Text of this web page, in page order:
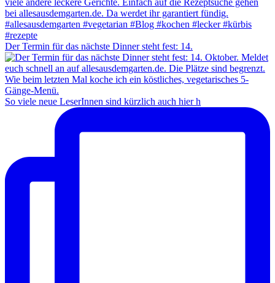
Der Termin für das nächste Dinner steht fest: 14.
So viele neue LeserInnen sind kürzlich auch hier h